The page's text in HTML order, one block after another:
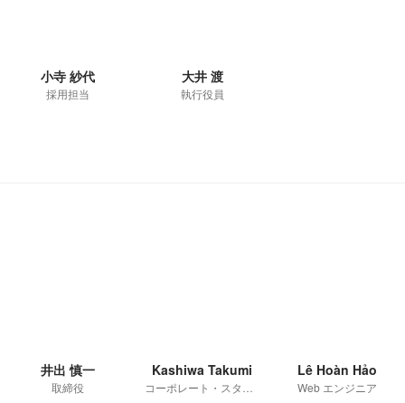
小寺 紗代
採用担当
大井 渡
執行役員
井出 慎一
取締役
Kashiwa Takumi Lê Hoàn Hảo
Web エンジニア